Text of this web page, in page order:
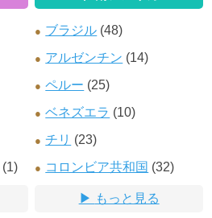
(1)
ブラジル (48)
アルゼンチン (14)
ペルー (25)
ベネズエラ (10)
チリ (23)
コロンビア共和国 (32)
もっと見る